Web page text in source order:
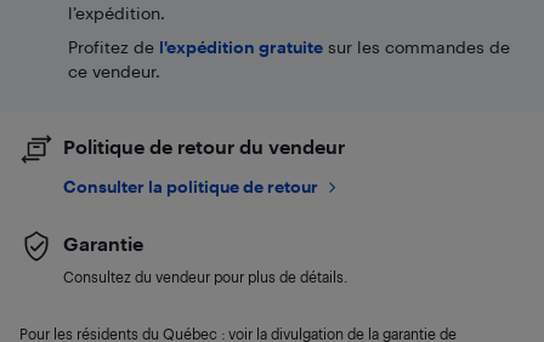
l’expédition.
Profitez de l'expédition gratuite sur les commandes de
ce vendeur.
Politique de retour du vendeur
Consulter la politique de retour
Garantie
Consultez du vendeur pour plus de détails.
Pour les résidents du Québec : voir la divulgation de la garantie de